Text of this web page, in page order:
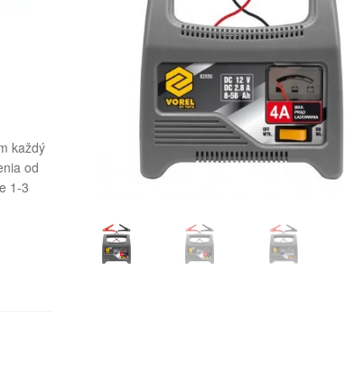
každý
od
1-3